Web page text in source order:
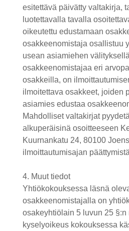
esitettävä päivätty valtakirja,
luotettavalla tavalla
oikeutettu edustamaan
osakkeenomistaja osallistuu
usean asiamiehen
osakkeenomistajaa eri
osakkeilla, on
ilmoitettava osakkeet, joiden
asiamies edustaa
Mahdolliset valtakirjat
alkuperäisinä osoitteeseen
Kuurnankatu 24, 80100
ilmoittautumisajan
4. Muut tiedot
Yhtiökokouksessa läsnä
osakkeenomistajalla on
osakeyhtiölain 5 luvun 25 §:n
kyselyoikeus kokouksessa